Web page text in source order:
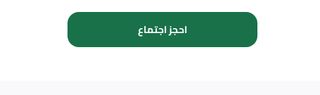
احجز اجتماع